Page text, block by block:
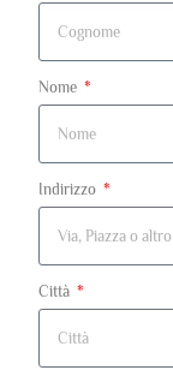
Nome
Indirizzo
Città